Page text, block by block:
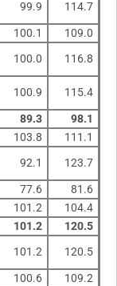
99.9 114.7
100.1
109.0
100.0 116.8
100.9 115.4
89.3
98.1
103.8
111.1
92.1 123.7
77.6
81.6
101.2
104.4
101.2
120.5
101.2 120.5
100.6
109.2